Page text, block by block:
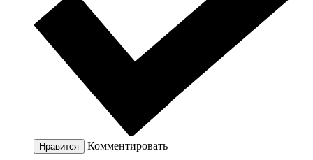
Нравится Комментировать